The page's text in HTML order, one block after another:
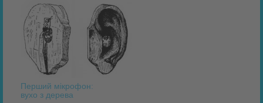
Перший мікрофон:
вухо з дерева